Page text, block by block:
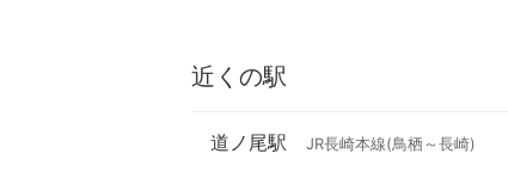
近くの駅
道ノ尾駅 JR長崎本線(鳥栖～長崎)